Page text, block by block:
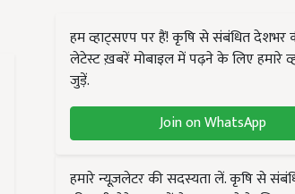
हम व्हाट्सएप पर हैं! कृषि से संबंधित देशभर
लेटेस्ट ख़बरें मोबाइल में पढ़ने के लिए हमारे
जुड़ें.
Join on WhatsApp
हमारे न्यूज़लेटर की सदस्यता लें. कृषि से